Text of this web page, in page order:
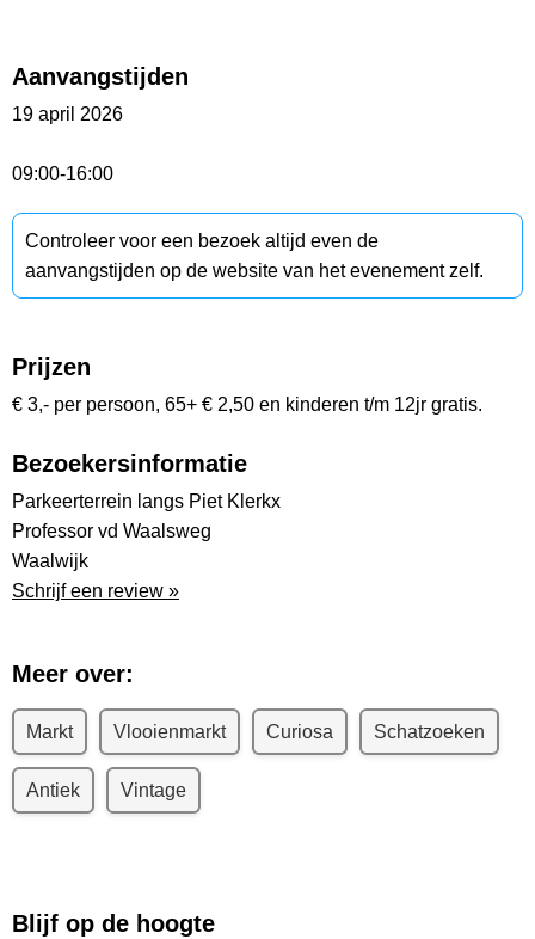
Aanvangstijden
19 april 2026
09:00-16:00
Controleer voor een bezoek altijd even de
aanvangstijden op de website van het evenement zelf.
Prijzen
€ 3,- per persoon, 65+ € 2,50 en kinderen t/m 12jr gratis.
Bezoekersinformatie
Parkeerterrein langs Piet Klerkx
Professor vd Waalsweg
Waalwijk
Schrijf een review »
Meer over:
Markt Vlooienmarkt Curiosa Schatzoeken
Antiek Vintage
Blijf op de hoogte